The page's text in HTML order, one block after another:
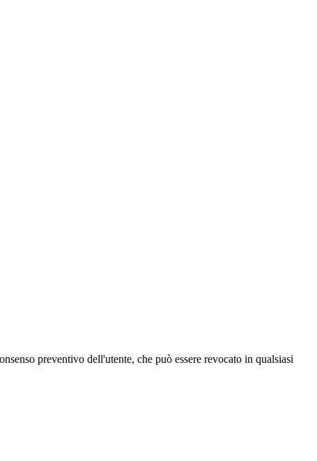
preventivo dell'utente, che può essere revocato in qualsiasi